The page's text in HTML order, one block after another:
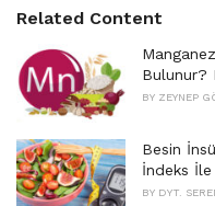
o
r
e
s
:Related Content
Bulunur?
BY ZEYNEP
Besin
İndeks İle
BY DYT.